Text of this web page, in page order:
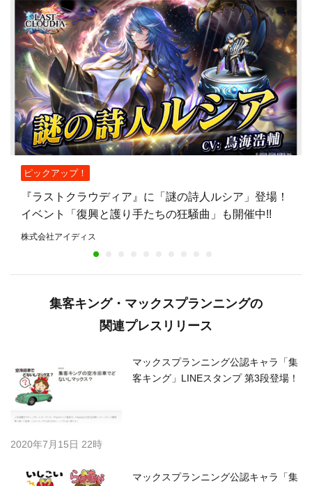
ピックアップ！
『ラストクラウディア』に「謎の詩人ルシア」登場！
イベント「復興と護り手たちの狂騒曲」も開催中!!
株式会社アイディス
集客キング・マックスプランニングの
関連プレスリリース
マックスプランニング公認キャラ「集
客キング」LINEスタンプ 第3段登場！
2020年7月15日 22時
マックスプランニング公認キャラ「集